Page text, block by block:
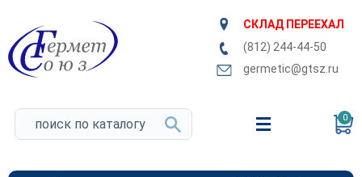
СКЛАД ПЕРЕЕХАЛ
(812) 244-44-50
germetic@gtsz.ru
0